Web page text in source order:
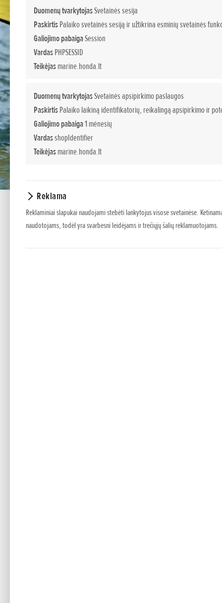
Duomenų tvarkytojasSvetainės sesija
PaskirtisPalaiko svetainės sesiją ir užtikrina esminių svetainės
Galiojimo pabaigaSession
VardasPHPSESSID
Teikėjasmarine.honda.lt
Duomenų tvarkytojasSvetainės apsipirkimo paslaugos
PaskirtisPalaiko laikiną identifikatorių, reikalingą apsipirkimo ir
Galiojimo pabaiga1 mėnesių
VardasshopIdentifier
Teikėjasmarine.honda.lt
Reklama
Reklaminiai slapukai naudojami stebėti lankytojus visose svetainėse.
naudotojams, todėl yra svarbesni leidėjams ir trečiųjų šalių reklamuotojams.
Jei jūsų valtis yra naudojama įvairiais atvejais,
AUKŠČIAUSIOS KLASĖS EFEKTYVUMAS. Pats
BF 10 galios ir techninių rodiklių. Jis pasižymi
variklis pasiekia tada, kai jūs žvejojate.
MANEVRAVIMAS VOS VIENU PRISILIETIMU.
fiksavimo rankena ir vairo fiksavimo rankena –
VISADA PATIKIMAS. Jums reikalingas variklis,
variklio perkaitimo įspėjimą, alyvos slėgio